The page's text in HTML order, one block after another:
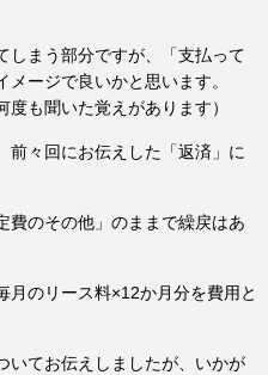
しまう部分ですが、「支払って
ージで良いかと思います。
度も聞いた覚えがあります）
前々回にお伝えした「返済」に
費のその他」のままで繰戻はあ
月のリース料×12か月分を費用と
いてお伝えしましたが、いかが